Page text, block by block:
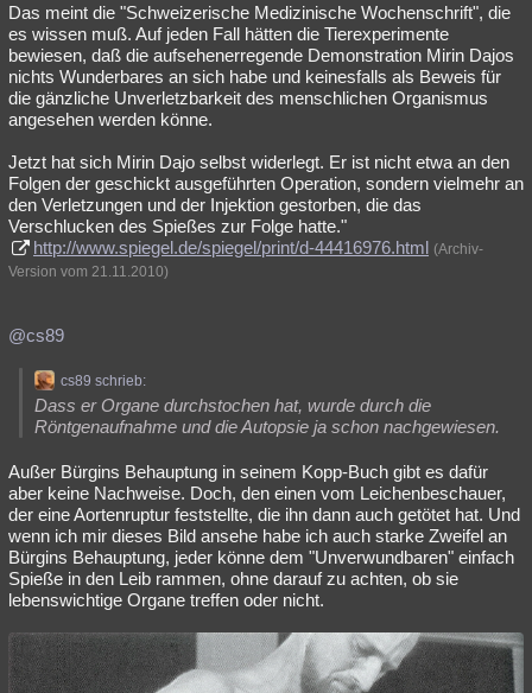
Das meint die "Schweizerische Medizinische Wochenschrift", die
es wissen muß. Auf jeden Fall hätten die Tierexperimente
bewiesen, daß die aufsehenerregende Demonstration Mirin Dajos
nichts Wunderbares an sich habe und keinesfalls als Beweis für
die gänzliche Unverletzbarkeit des menschlichen Organismus
angesehen werden könne.
Jetzt hat sich Mirin Dajo selbst widerlegt. Er ist nicht etwa an den
Folgen der geschickt ausgeführten Operation, sondern vielmehr an
den Verletzungen und der Injektion gestorben, die das
Verschlucken des Spießes zur Folge hatte."
http://www.spiegel.de/spiegel/print/d-44416976.html (Archiv-
Version vom 21.11.2010)
@cs89
cs89 schrieb:
Dass er Organe durchstochen hat, wurde durch die
Röntgenaufnahme und die Autopsie ja schon nachgewiesen.
Außer Bürgins Behauptung in seinem Kopp-Buch gibt es dafür
aber keine Nachweise. Doch, den einen vom Leichenbeschauer,
der eine Aortenruptur feststellte, die ihn dann auch getötet hat. Und
wenn ich mir dieses Bild ansehe habe ich auch starke Zweifel an
Bürgins Behauptung, jeder könne dem "Unverwundbaren" einfach
Spieße in den Leib rammen, ohne darauf zu achten, ob sie
lebenswichtige Organe treffen oder nicht.